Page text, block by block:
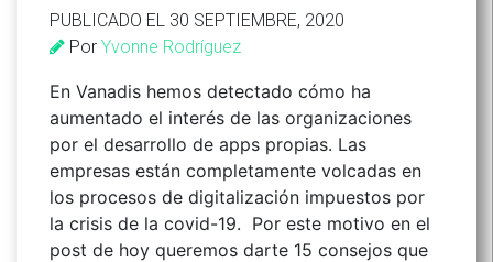
PUBLICADO EL 30 SEPTIEMBRE, 2020
Por Yvonne Rodríguez
En Vanadis hemos detectado cómo ha
aumentado el interés de las organizaciones
por el desarrollo de apps propias. Las
empresas están completamente volcadas en
los procesos de digitalización impuestos por
la crisis de la covid-19. Por este motivo en el
post de hoy queremos darte 15 consejos que